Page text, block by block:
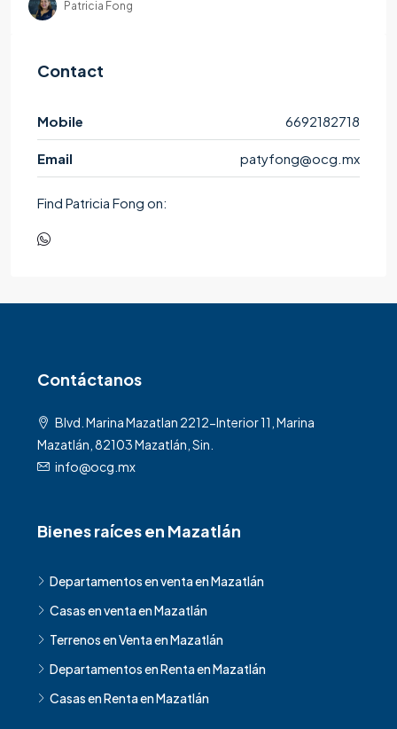
Patricia Fong
Contact
Mobile 6692182718
Email patyfong@ocg.mx
Find Patricia Fong on:
Contáctanos
Blvd. Marina Mazatlan 2212-Interior 11, Marina
Mazatlán, 82103 Mazatlán, Sin.
info@ocg.mx
Bienes raíces en Mazatlán
Departamentos en venta en Mazatlán
Casas en venta en Mazatlán
Terrenos en Venta en Mazatlán
Departamentos en Renta en Mazatlán
Casas en Renta en Mazatlán